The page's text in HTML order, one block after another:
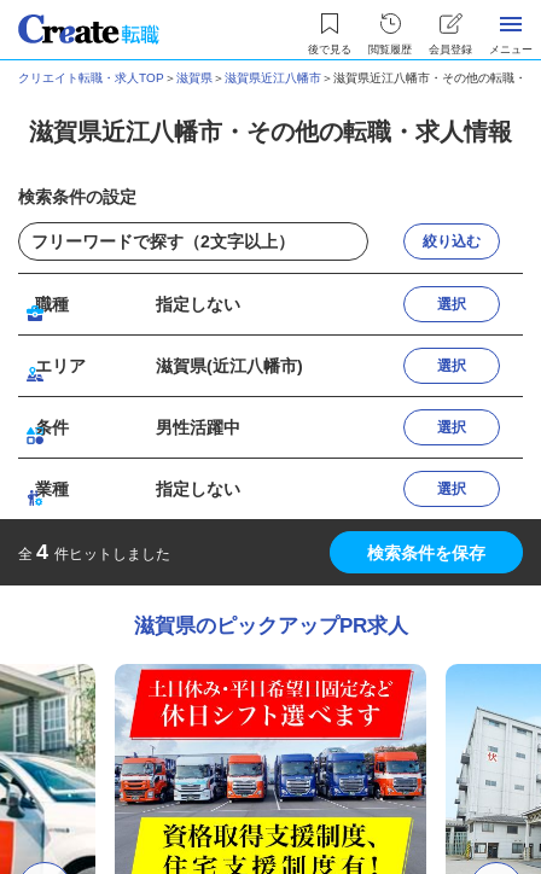
後で見る 閲覧履歴 会員登録 メニュー
クリエイト転職・求人TOP ＞滋賀県＞滋賀県近江八幡市＞滋賀県近江八幡市・その他の転職・求
滋賀県近江八幡市・その他の転職・求人情報
検索条件の設定
絞り込む
職種 指定しない 選択
エリア 滋賀県(近江八幡市) 選択
条件 男性活躍中 選択
業種 指定しない 選択
全 4 件ヒットしました 検索条件を保存
滋賀県のピックアップPR求人